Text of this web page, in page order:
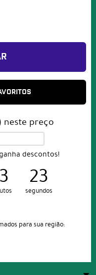
neste preço
descontos!
20
segundos
para sua região: